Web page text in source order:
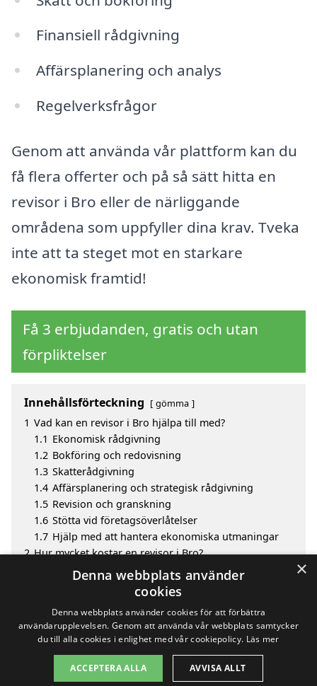
Finansiell rådgivning
Affärsplanering och analys
Regelverksfrågor
Genom att använda vår plattform kan du
få flera offerter och på så sätt hitta en
revisor i Bro eller de närliggande
områdena som uppfyller dina krav. Tveka
inte att ta steget mot en starkare
ekonomisk framtid!
Få 3 erbjudanden, gratis och utan
förpliktelser
Innehållsförteckning gömma
1 Vad kan en revisor i Bro hjälpa till med?
1.1 Ekonomisk rådgivning
1.2 Bokföring och redovisning
1.3 Skatterådgivning
1.4 Affärsplanering och strategisk rådgivning
1.5 Revision och granskning
1.6 Stötta vid företagsöverlåtelser
1.7 Hjälp med att hantera ekonomiska utmaningar
2 Hur mycket kostar en revisor i Bro?
Fördelar med att välja revisor i Bro
Sök efter en skicklig revisor i de omgivande städerna
Copyright 2026 - Pilanto Aps
×
Denna webbplats använder
cookies
Denna webbplats använder cookies för att förbättra
användarupplevelsen. Genom att använda vår webbplats samtycker
du till alla cookies i enlighet med vår cookiepolicy. Läs mer
ACCEPTERA ALLA AVVISA ALLT